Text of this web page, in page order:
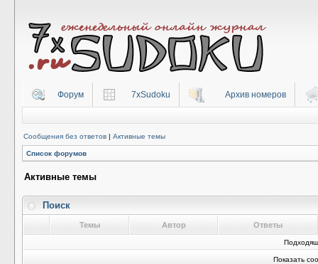
Форум 7xSudoku Архив номеров
Сообщения без ответов | Активные темы
Список форумов
Активные темы
Поиск
Темы Автор Ответы
Показать